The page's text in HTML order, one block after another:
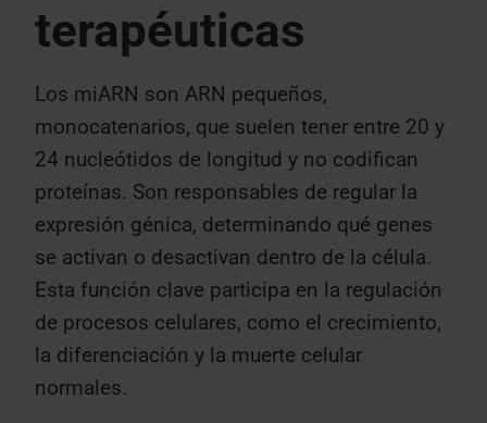
terapéuticas
Los miARN son ARN pequeños,
monocatenarios, que suelen tener entre 20 y
24 nucleótidos de longitud y no codifican
proteínas. Son responsables de regular la
expresión génica, determinando qué genes
se activan o desactivan dentro de la célula.
Esta función clave participa en la regulación
de procesos celulares, como el crecimiento,
la diferenciación y la muerte celular
normales.